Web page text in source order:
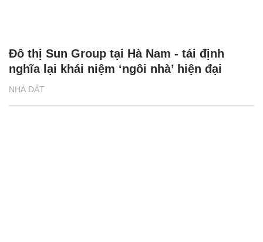
NHÀ ĐẤT
Đô thị Sun Group tại Hà Nam - tái định
nghĩa lại khái niệm ‘ngôi nhà’ hiện đại